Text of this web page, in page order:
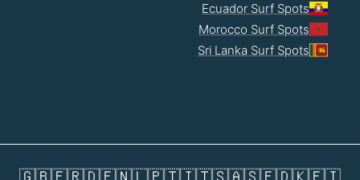
Ecuador Surf Spots
Morocco Surf Spots
Sri Lanka Surf Spots